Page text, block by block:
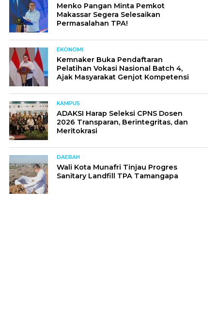
Menko Pangan Minta Pemkot
Makassar Segera Selesaikan
Permasalahan TPA!
EKONOMI
Kemnaker Buka Pendaftaran
Pelatihan Vokasi Nasional Batch 4,
Ajak Masyarakat Genjot Kompetensi
KAMPUS
ADAKSI Harap Seleksi CPNS Dosen
2026 Transparan, Berintegritas, dan
Meritokrasi
DAERAH
Wali Kota Munafri Tinjau Progres
Sanitary Landfill TPA Tamangapa